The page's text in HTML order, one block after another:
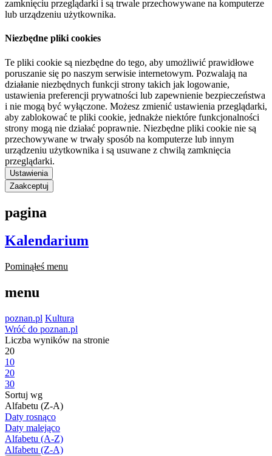
zamknięciu przeglądarki i są trwale przechowywane na komputerze
lub urządzeniu użytkownika.
Niezbędne pliki cookies
Te pliki cookie są niezbędne do tego, aby umożliwić prawidłowe
poruszanie się po naszym serwisie internetowym. Pozwalają na
działanie niezbędnych funkcji strony takich jak logowanie,
ustawienia preferencji prywatności lub zapewnienie bezpieczeństwa
i nie mogą być wyłączone. Możesz zmienić ustawienia przeglądarki,
aby zablokować te pliki cookie, jednakże niektóre funkcjonalności
strony mogą nie działać poprawnie. Niezbędne pliki cookie nie są
przechowywane w trwały sposób na komputerze lub innym
urządzeniu użytkownika i są usuwane z chwilą zamknięcia
przeglądarki.
Ustawienia
Zaakceptuj
pagina
Kalendarium
Pominąłeś menu
menu
poznan.pl Kultura
Wróć do poznan.pl
Liczba wyników na stronie
20
10
20
30
Sortuj wg
Alfabetu (Z-A)
Daty rosnąco
Daty malejąco
Alfabetu (A-Z)
Alfabetu (Z-A)